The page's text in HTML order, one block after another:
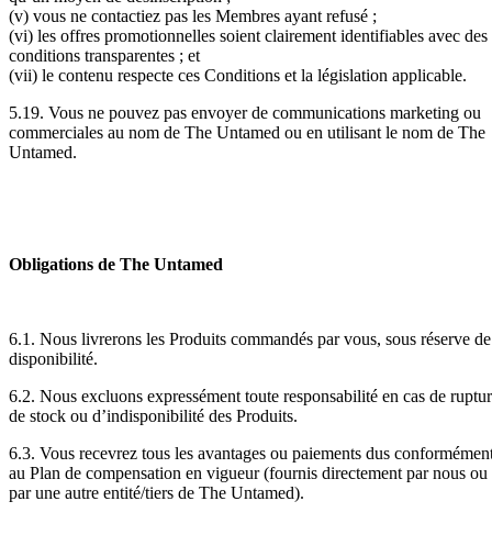
(v) vous ne contactiez pas les Membres ayant refusé ;
(vi) les offres promotionnelles soient clairement identifiables avec des
conditions transparentes ; et
(vii) le contenu respecte ces Conditions et la législation applicable.
5.19. Vous ne pouvez pas envoyer de communications marketing ou
commerciales au nom de The Untamed ou en utilisant le nom de The
Untamed.
Obligations de The Untamed
6.1. Nous livrerons les Produits commandés par vous, sous réserve de
disponibilité.
6.2. Nous excluons expressément toute responsabilité en cas de
de stock ou d’indisponibilité des Produits.
6.3. Vous recevrez tous les avantages ou paiements dus
au Plan de compensation en vigueur (fournis directement par nous ou
par une autre entité/tiers de The Untamed).